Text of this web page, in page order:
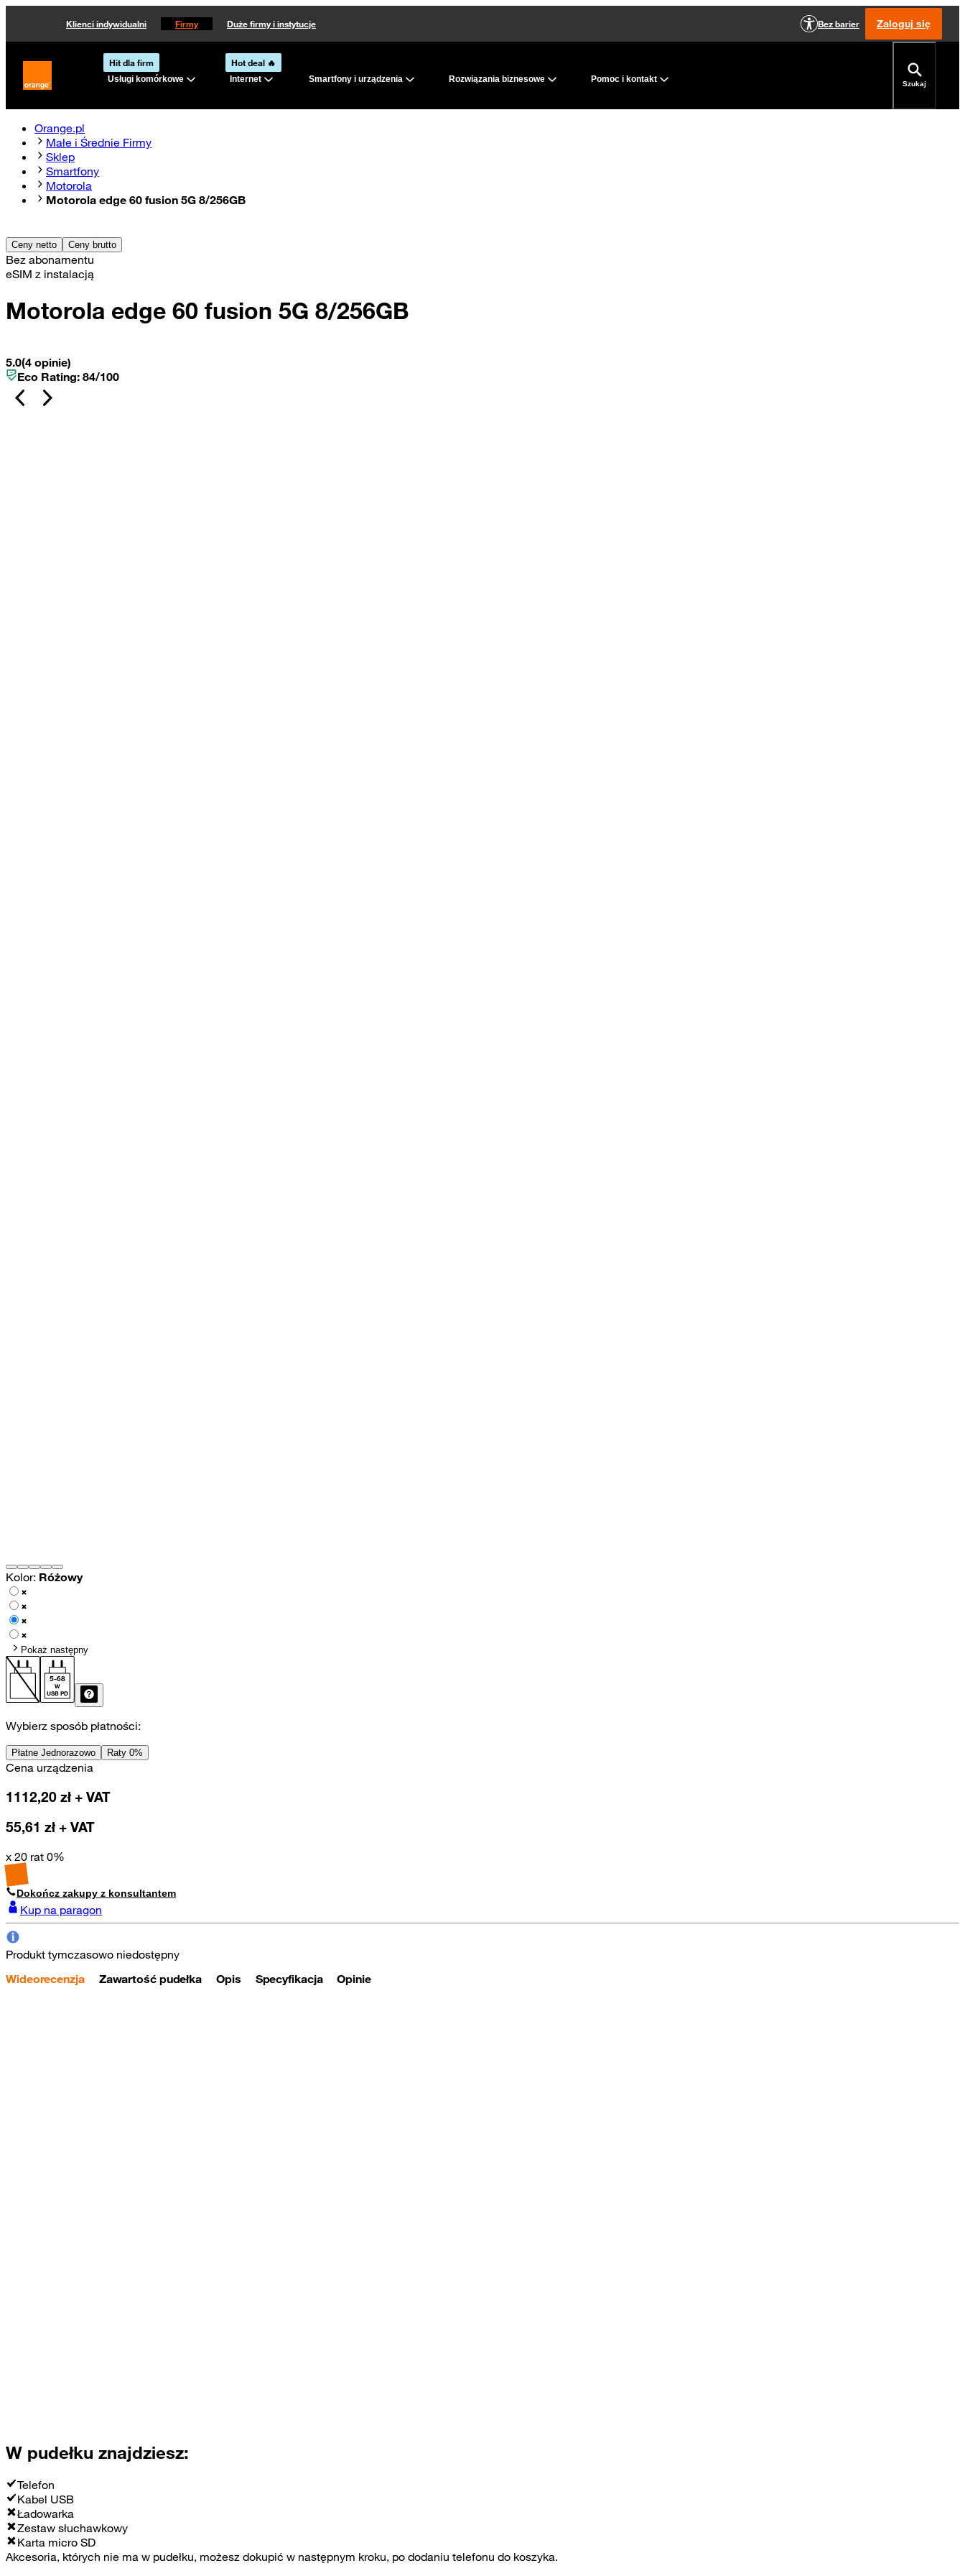
Klienci indywidualni Firmy Duże firmy i instytucje Bez barier Zaloguj się
Strona główna Orange.pl
Hit dla firm
Usługi komórkowe
Hot deal 🔥
Internet Smartfony i urządzenia Rozwiązania biznesowe Pomoc i kontakt Szukaj
Orange.pl
Małe i Średnie Firmy
Sklep
Smartfony
Motorola
Motorola edge 60 fusion 5G 8/256GB
Ceny netto Ceny brutto
Bez abonamentu
eSIM z instalacją
Motorola edge 60 fusion 5G 8/256GB
5.0(4 opinie)
Eco Rating: 84/100
Kolor: Różowy
Pokaż następny
5-68
W
USB PD
Wybierz sposób płatności:
Płatne Jednorazowo Raty 0%
Cena urządzenia
1112,20 zł + VAT
55,61 zł + VAT
x 20 rat 0%
Dokończ zakupy z konsultantem
Kup na paragon
Produkt tymczasowo niedostępny
Wideorecenzja
Zawartość pudełka Opis Specyfikacja Opinie
W pudełku znajdziesz:
Telefon
Kabel USB
Ładowarka
Zestaw słuchawkowy
Karta micro SD
Akcesoria, których nie ma w pudełku, możesz dokupić w następnym kroku, po dodaniu telefonu do koszyka.